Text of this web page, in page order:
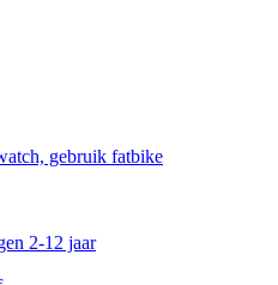
gebruik fatbike
2-12 jaar